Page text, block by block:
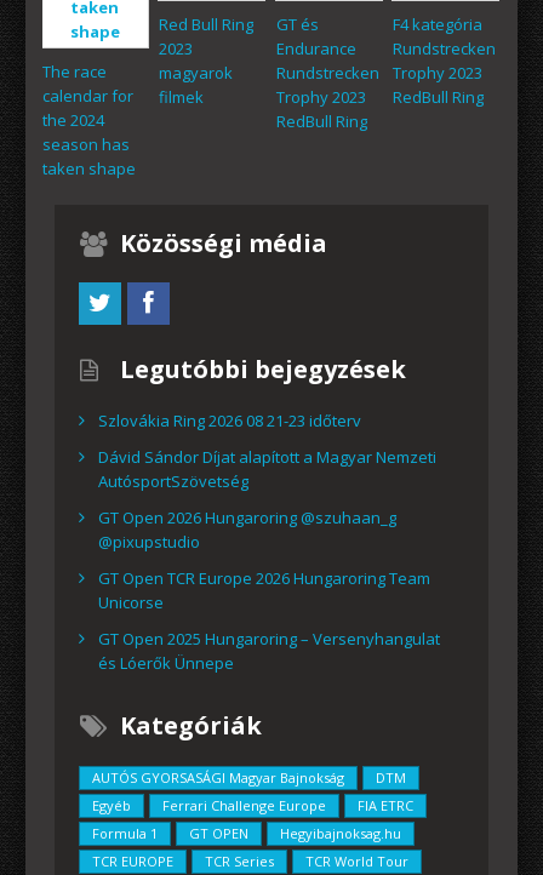
The race
calendar for
the 2024
season has
taken shape
Red Bull Ring
2023
magyarok
filmek
GT és
Endurance
Rundstrecken
Trophy 2023
RedBull Ring
F4 kategória
Rundstrecken
Trophy 2023
RedBull Ring
Közösségi média
Legutóbbi bejegyzések
Szlovákia Ring 2026 08 21-23 időterv
Dávid Sándor Díjat alapított a Magyar Nemzeti
AutósportSzövetség
GT Open 2026 Hungaroring @szuhaan_g
@pixupstudio
GT Open TCR Europe 2026 Hungaroring Team
Unicorse
GT Open 2025 Hungaroring – Versenyhangulat
és Lóerők Ünnepe
Kategóriák
AUTÓS GYORSASÁGI Magyar Bajnokság
DTM
Egyéb
Ferrari Challenge Europe
FIA ETRC
Formula 1
GT OPEN
Hegyibajnoksag.hu
TCR EUROPE
TCR Series TCR World Tour